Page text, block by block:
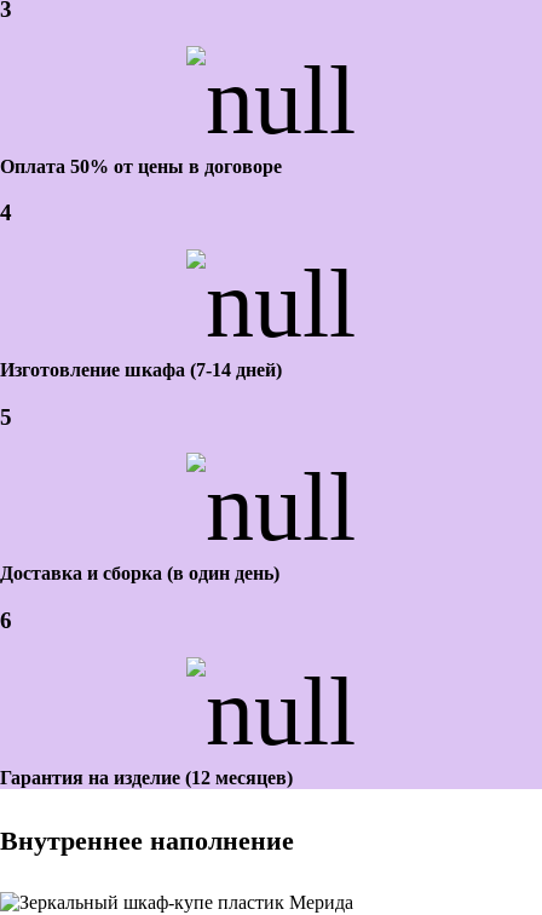
3
Оплата 50% от цены в договоре
4
Изготовление шкафа (7-14 дней)
5
Доставка и сборка (в один день)
6
Гарантия на изделие (12 месяцев)
Внутреннее наполнение